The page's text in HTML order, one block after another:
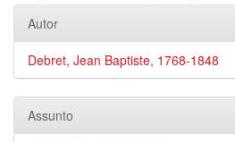
Autor
Debret, Jean Baptiste, 1768-1848
Assunto